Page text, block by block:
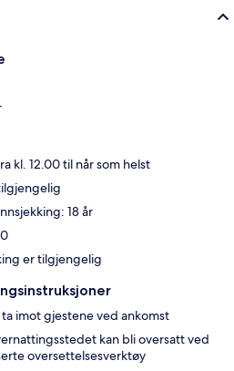
kl. 12.00 til når som helst
18 år
er tilgjengelig
ta imot gjestene ved ankomst
kan bli oversatt ved
oversettelsesverktøy